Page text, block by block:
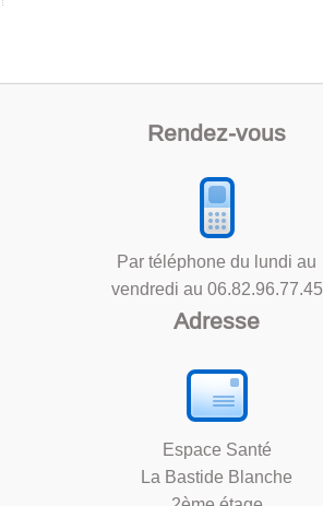
Rendez-vous
Par téléphone du lundi au
vendredi au 06.82.96.77.45
Adresse
Espace Santé
La Bastide Blanche